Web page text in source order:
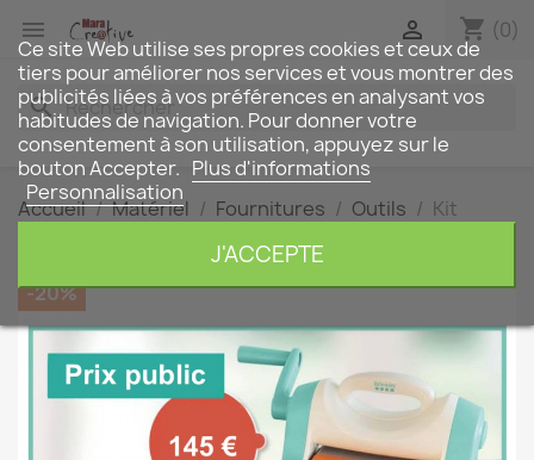
 shopping_cart (0)

search
Accueil Matériel Fournitures Outils
Kit
-20%
Ce site Web utilise ses propres cookies et ceux de
tiers pour améliorer nos services et vous montrer des
publicités liées à vos préférences en analysant vos
habitudes de navigation. Pour donner votre
consentement à son utilisation, appuyez sur le
bouton Accepter. Plus d'informations
Personnalisation
J'ACCEPTE